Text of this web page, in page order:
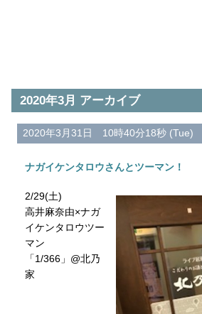
2020年3月 アーカイブ
2020年3月31日 10時40分18秒 (Tue)
ナガイケンタロウさんとツーマン！
2/29(土)
高井麻奈由×ナガ
イケンタロウツー
マン
「1/366」@北乃
家